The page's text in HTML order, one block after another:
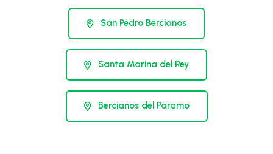
San Pedro Bercianos
Santa Marina del Rey
Bercianos del Paramo